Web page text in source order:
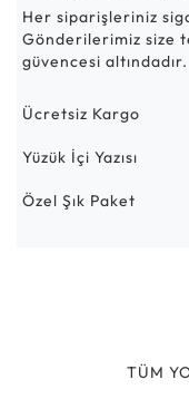
Her siparişleriniz
Gönderilerimiz size
güvencesi altındadır.
Ücretsiz Kargo
Yüzük İçi Yazısı
Özel Şık Paket
TÜM